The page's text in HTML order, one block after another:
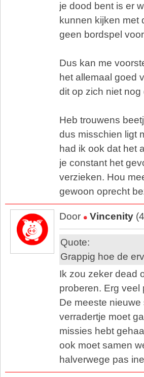
je dood bent is er
kunnen kijken met
geen bordspel
Dus kan me
het allemaal goed
dit op zich niet
Heb trouwens
dus misschien ligt
had ik ook dat het
je constant het
verzieken. Hou
gewoon oprecht
Door Vincenity
Quote:
Grappig hoe de
Ik zou zeker dead
proberen. Erg veel
De meeste
verradertje moet
missies hebt
ook moet samen
halverwege pas